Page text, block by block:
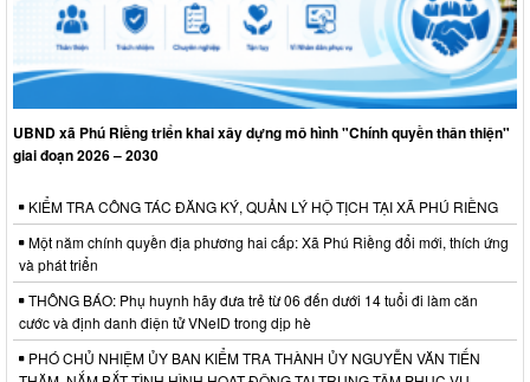
UBND xã Phú Riềng triển khai xây dựng mô hình "Chính quyền thân thiện"
giai đoạn 2026 – 2030
KIỂM TRA CÔNG TÁC ĐĂNG KÝ, QUẢN LÝ HỘ TỊCH TẠI XÃ PHÚ RIỀNG
Một năm chính quyền địa phương hai cấp: Xã Phú Riềng đổi mới, thích ứng
và phát triển
THÔNG BÁO: Phụ huynh hãy đưa trẻ từ 06 đến dưới 14 tuổi đi làm căn
cước và định danh điện tử VNeID trong dịp hè
PHÓ CHỦ NHIỆM ỦY BAN KIỂM TRA THÀNH ỦY NGUYỄN VĂN TIẾN